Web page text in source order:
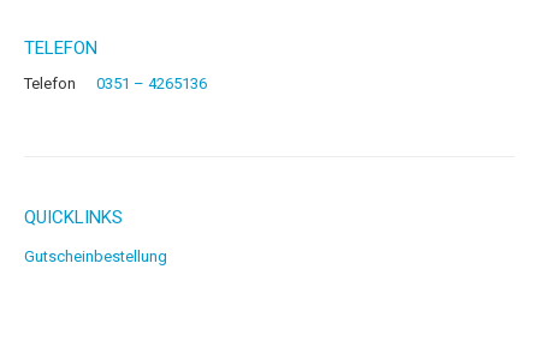
TELEFON
Telefon 0351 – 4265136
QUICKLINKS
Gutscheinbestellung